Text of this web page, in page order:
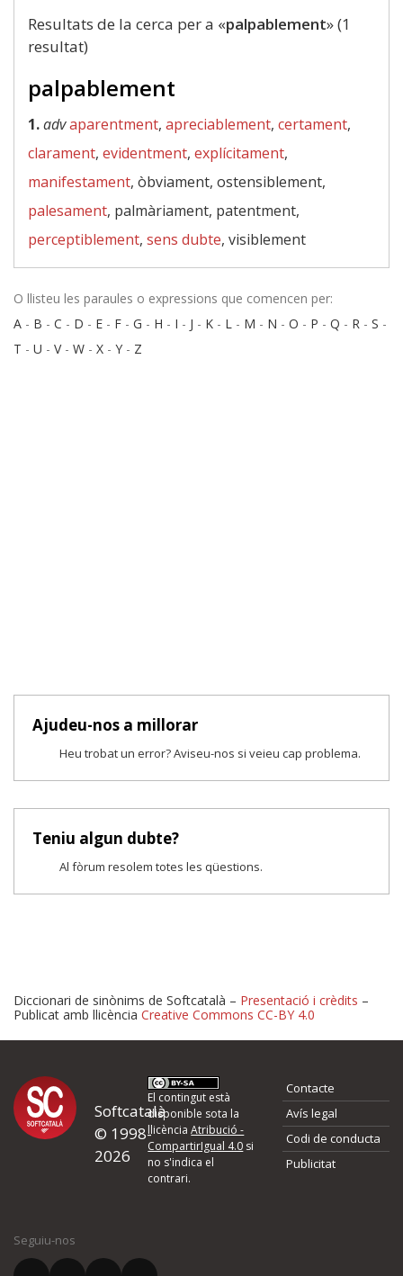
Resultats de la cerca per a «palpablement» (1
resultat)
palpablement
1.advaparentment, apreciablement, certament,
clarament, evidentment, explícitament,
manifestament, òbviament, ostensiblement,
palesament, palmàriament, patentment,
perceptiblement, sens dubte, visiblement
O llisteu les paraules o expressions que comencen per:
A - B - C - D - E - F - G - H - I - J - K - L - M - N - O - P - Q - R - S -
T - U - V- W - X - Y - Z
Ajudeu-nos a millorar
Heu trobat un error? Aviseu-nos si veieu cap problema.
Teniu algun dubte?
Al fòrum resolem totes les qüestions.
Proposeu-nos millores o
d'errors
Si heu trobat un error o voleu proposar alguna millora, ompliu els
quina és la millora que proposeu o l'error del qual voleu informar-
Diccionari de sinònims de Softcatalà – Presentació i crèdits –
Publicat amb llicència Creative Commons CC-BY 4.0
Softcatalà
© 1998-
2026
El contingut està
disponible sota la
llicènciaAtribució -
CompartirIgual 4.0 si
no s'indica el
contrari.
Contacte
Avís legal
Codi de conducta
Publicitat
Seguiu-nos